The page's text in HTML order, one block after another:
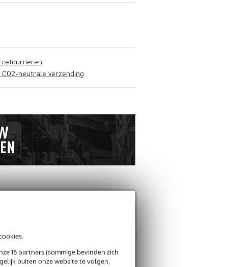
15 partners (sommige bevinden zich
buiten onze website te volgen,
retourneren
CO2-neutrale verzending
Schrijf zelf een review